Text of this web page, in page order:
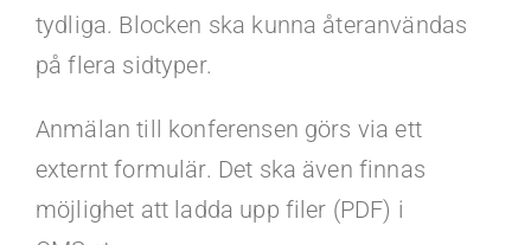
tydliga. Blocken ska kunna återanvändas
på flera sidtyper.
Anmälan till konferensen görs via ett
externt formulär. Det ska även finnas
möjlighet att ladda upp filer (PDF) i